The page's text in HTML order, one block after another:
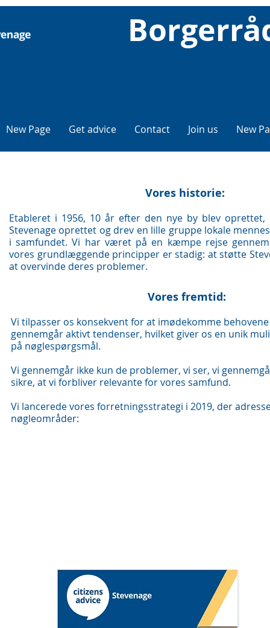
New Page Get advice Contact Join us New
Vores historie:
Etableret i 1956, 10 år efter den nye by blev oprettet,
Stevenage oprettet og drev en lille gruppe lokale
i samfundet. Vi har været på en kæmpe rejse
vores grundlæggende principper er stadig: at støtte
at overvinde deres problemer.
Vores fremtid:
Vi tilpasser os konsekvent for at imødekomme
gennemgår aktivt tendenser, hvilket giver os en unik
på nøglespørgsmål.
Vi gennemgår ikke kun de problemer, vi ser, vi
sikre, at vi forbliver relevante for vores samfund.
Vi lancerede vores forretningsstrategi i 2019, der
nøgleområder: